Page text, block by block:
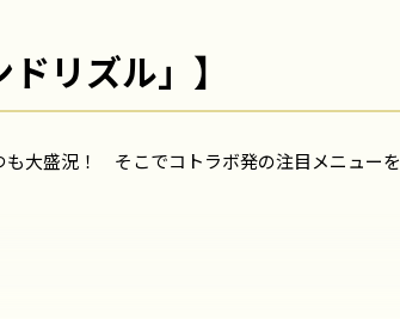
リズル」】
も大盛況！ そこでコトラボ発の注目メニューを